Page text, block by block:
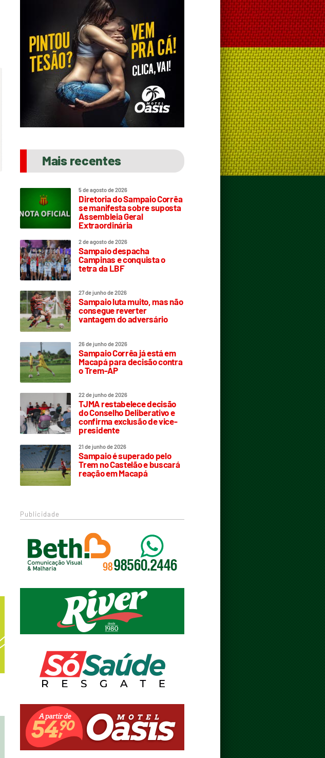
Mais recentes
5 de agosto de 2026
Diretoria do Sampaio Corrêa
se manifesta sobre suposta
Assembleia Geral
Extraordinária
2 de agosto de 2026
Sampaio despacha
Campinas e conquista o
tetra da LBF
27 de junho de 2026
Sampaio luta muito, mas não
consegue reverter
vantagem do adversário
26 de junho de 2026
Sampaio Corrêa já está em
Macapá para decisão contra
o Trem-AP
22 de junho de 2026
TJMA restabelece decisão
do Conselho Deliberativo e
confirma exclusão de vice-
presidente
21 de junho de 2026
Sampaio é superado pelo
Trem no Castelão e buscará
reação em Macapá
Publicidade